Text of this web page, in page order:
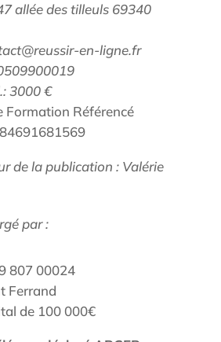
allée des tilleuls 69340
en-ligne.fr
3000 €
Formation Référencé
de la publication : Valérie
par :
807 00024
Ferrand
de 100 000€